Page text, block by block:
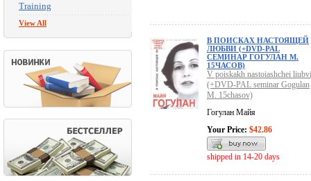
Training
View All
В ПОИСКАХ НАСТОЯЩЕЙ
ЛЮБВИ (+DVD-PAL
СЕМИНАР ГОГУЛАН М.
15ЧАСОВ)
V poiskakh nastoiashchei liubvi
(+DVD-PAL seminar Gogulan
M. 15chasov)
Гогулан Майя
Your Price: $42.86
shipped in 14-20 days